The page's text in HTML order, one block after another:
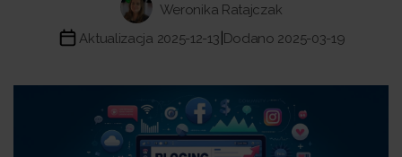
Weronika Ratajczak
Aktualizacja 2025-12-13 Dodano 2025-03-19